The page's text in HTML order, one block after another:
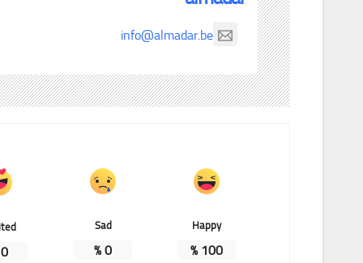
info@almadar.be
Happy
100
%
Sad
0
%
0